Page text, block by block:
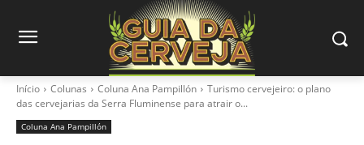
Início Colunas Coluna Ana Pampillón
Turismo cervejeiro: o plano
das cervejarias da Serra Fluminense para atrair o...
Coluna Ana Pampillón